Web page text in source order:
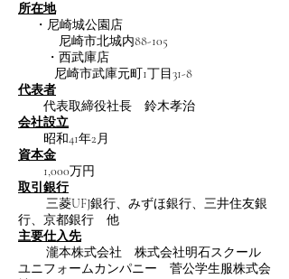
所在地
・尼崎城公園店
尼崎市北城内88-105
・西武庫店
尼崎市武庫元町1丁目31-8
代表者
代表取締役社長 鈴木孝治
会社設立
昭和41年2月
資本金
1,000万円
取引銀行
三菱UFJ銀行、みずほ銀行、三井住友銀
行、京都銀行 他
主要仕入先
瀧本株式会社 株式会社明石スクール
ユニフォームカンパニー 菅公学生服株式会